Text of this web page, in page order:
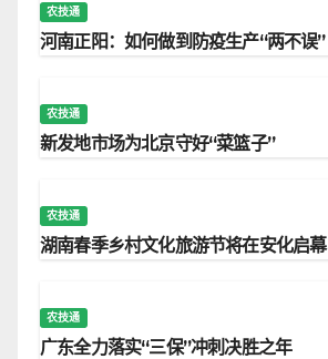
农技通
河南正阳：如何做到防疫生产“两不误”
农技通
新发地市场为北京守好“菜篮子”
农技通
湖南春季乡村文化旅游节将在安化启幕
农技通
广东全力落实“三保”冲刺决胜之年